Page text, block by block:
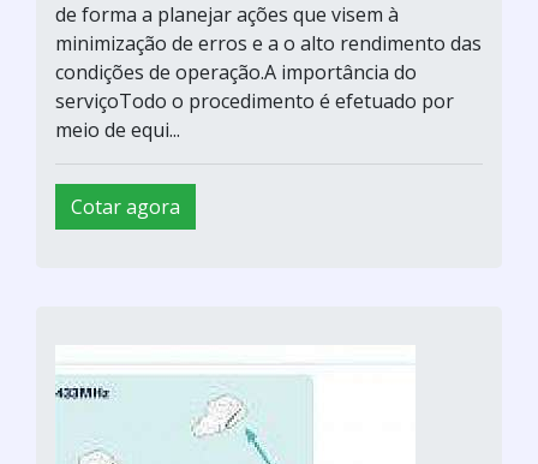
de forma a planejar ações que visem à
minimização de erros e a o alto rendimento das
condições de operação.A importância do
serviçoTodo o procedimento é efetuado por
meio de equi...
Cotar agora